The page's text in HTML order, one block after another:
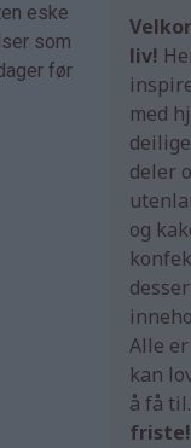
eske
som
før
liv!
med
deler
og
Alle
kan
å få til.
friste!